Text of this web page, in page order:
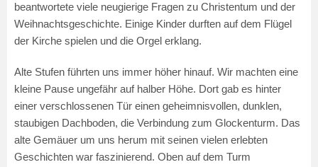
beantwortete viele neugierige Fragen zu Christentum und der
Weihnachtsgeschichte. Einige Kinder durften auf dem Flügel
der Kirche spielen und die Orgel erklang.
Alte Stufen führten uns immer höher hinauf. Wir machten eine
kleine Pause ungefähr auf halber Höhe. Dort gab es hinter
einer verschlossenen Tür einen geheimnisvollen, dunklen,
staubigen Dachboden, die Verbindung zum Glockenturm. Das
alte Gemäuer um uns herum mit seinen vielen erlebten
Geschichten war faszinierend. Oben auf dem Turm